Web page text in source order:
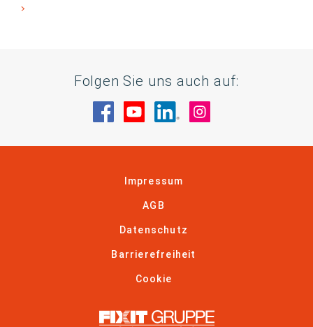
Folgen Sie uns auch auf:
Besuche uns auf Facebook
Besuche uns auf YouTube
Besuche uns auf
Impressum
AGB
Datenschutz
Barrierefreiheit
Cookie